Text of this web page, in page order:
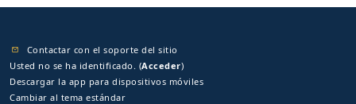
Contactar con el soporte del sitio
Usted no se ha identificado. (Acceder)
Descargar la app para dispositivos móviles
Cambiar al tema estándar